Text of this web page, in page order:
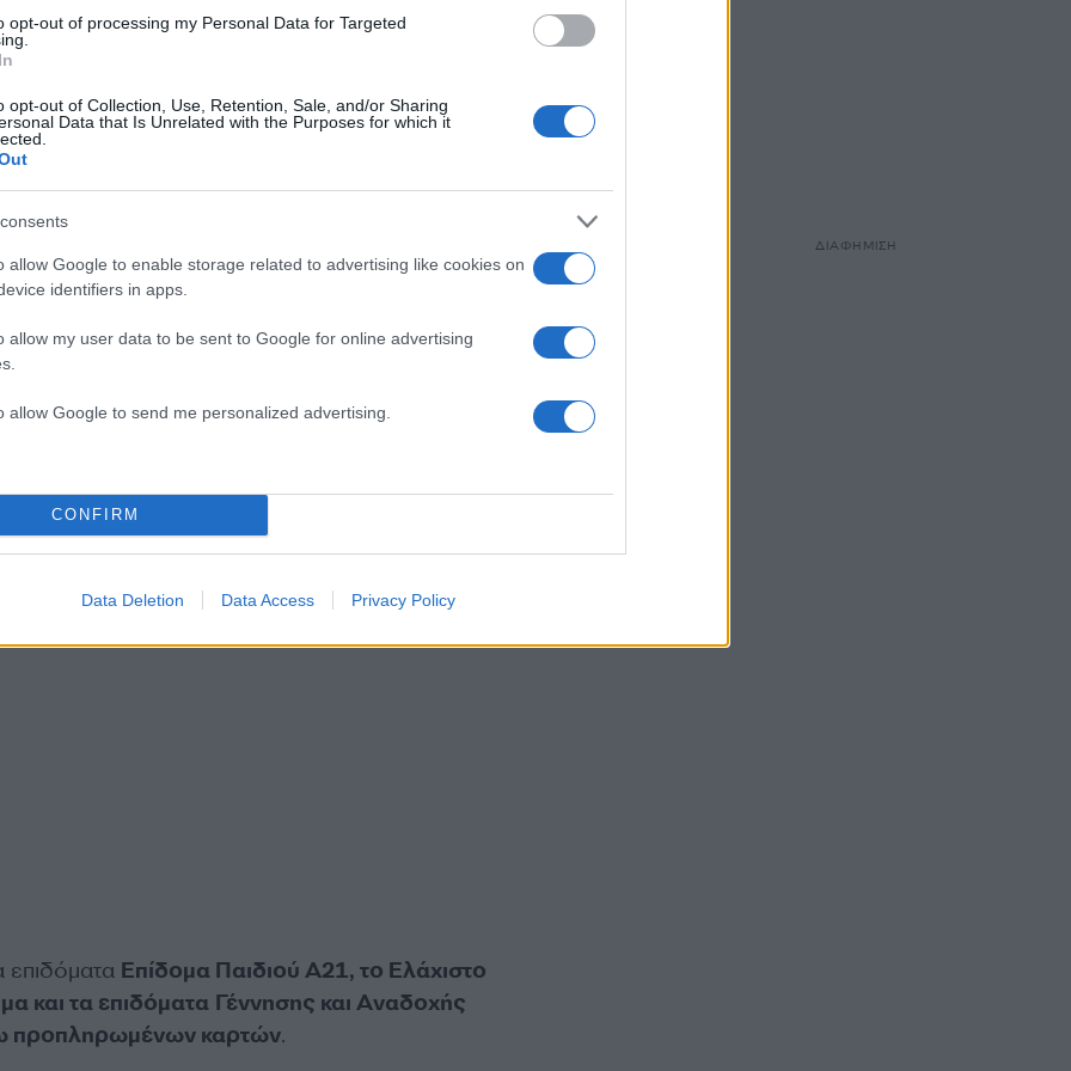
opt-out of processing my Personal Data for Targeted
opt-out of Collection, Use, Retention, Sale, and/or Sharing
Data that Is Unrelated with the Purposes for which it
allow Google to enable storage related to advertising like cookies on
identifiers in apps.
allow my user data to be sent to Google for online advertising
allow Google to send me personalized advertising.
CONFIRM
Data Deletion Data Access Privacy Policy
1.106.545
275.516.021 ευρώ
επιδόματα Επίδομα Παιδιού Α21, το Ελάχιστο
και τα επιδόματα Γέννησης και Αναδοχής
προπληρωμένων καρτών.
ΔΙΑΦΗΜΙΣΗ